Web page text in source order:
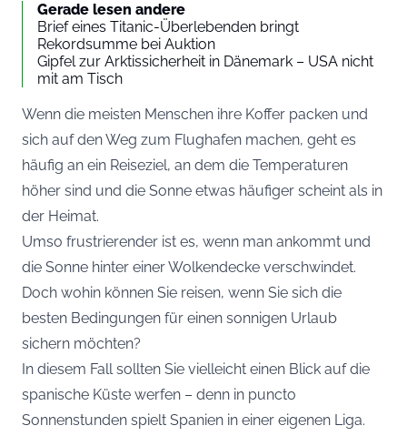
Gerade lesen andere
Brief eines Titanic-Überlebenden bringt
Rekordsumme bei Auktion
Gipfel zur Arktissicherheit in Dänemark – USA nicht
mit am Tisch
Wenn die meisten Menschen ihre Koffer packen und
sich auf den Weg zum Flughafen machen, geht es
häufig an ein Reiseziel, an dem die Temperaturen
höher sind und die Sonne etwas häufiger scheint als in
der Heimat.
Umso frustrierender ist es, wenn man ankommt und
die Sonne hinter einer Wolkendecke verschwindet.
Doch wohin können Sie reisen, wenn Sie sich die
besten Bedingungen für einen sonnigen Urlaub
sichern möchten?
In diesem Fall sollten Sie vielleicht einen Blick auf die
spanische Küste werfen – denn in puncto
Sonnenstunden spielt Spanien in einer eigenen Liga.